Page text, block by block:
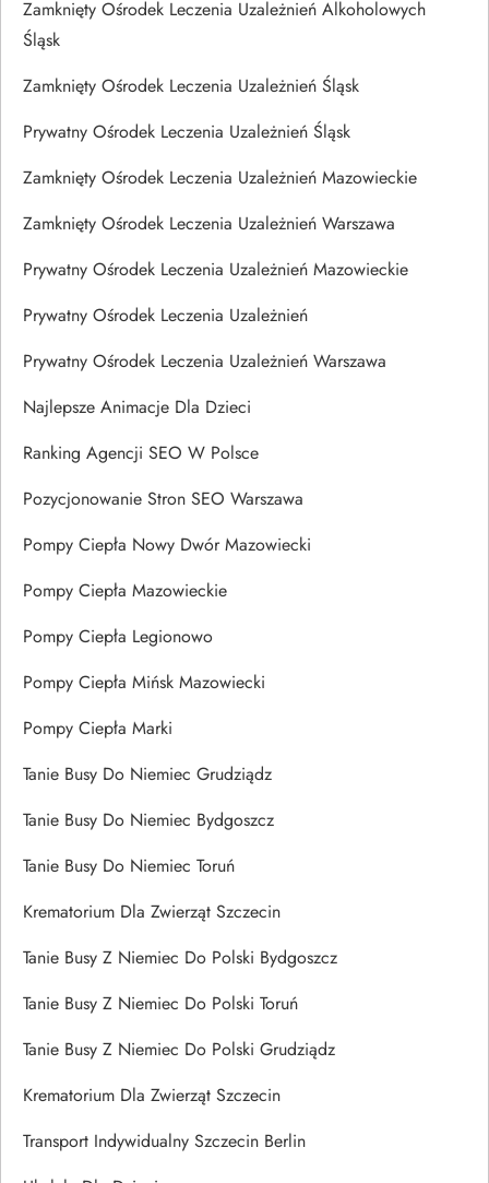
Zamknięty Ośrodek Leczenia Uzależnień Alkoholowych
Śląsk
Zamknięty Ośrodek Leczenia Uzależnień Śląsk
Prywatny Ośrodek Leczenia Uzależnień Śląsk
Zamknięty Ośrodek Leczenia Uzależnień Mazowieckie
Zamknięty Ośrodek Leczenia Uzależnień Warszawa
Prywatny Ośrodek Leczenia Uzależnień Mazowieckie
Prywatny Ośrodek Leczenia Uzależnień
Prywatny Ośrodek Leczenia Uzależnień Warszawa
Najlepsze Animacje Dla Dzieci
Ranking Agencji SEO W Polsce
Pozycjonowanie Stron SEO Warszawa
Pompy Ciepła Nowy Dwór Mazowiecki
Pompy Ciepła Mazowieckie
Pompy Ciepła Legionowo
Pompy Ciepła Mińsk Mazowiecki
Pompy Ciepła Marki
Tanie Busy Do Niemiec Grudziądz
Tanie Busy Do Niemiec Bydgoszcz
Tanie Busy Do Niemiec Toruń
Krematorium Dla Zwierząt Szczecin
Tanie Busy Z Niemiec Do Polski Bydgoszcz
Tanie Busy Z Niemiec Do Polski Toruń
Tanie Busy Z Niemiec Do Polski Grudziądz
Krematorium Dla Zwierząt Szczecin
Transport Indywidualny Szczecin Berlin